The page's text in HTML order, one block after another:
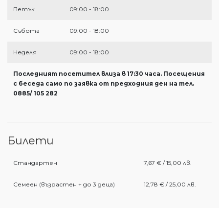
Петък 09:00 - 18:00
Събота 09:00 - 18:00
Неделя 09:00 - 18:00
Последният посетител влиза в 17:30 часа. Посещения
с беседа само по заявка от предходния ден на тел.
0885/ 105 282
Билети
Стандартен 7,67 € / 15,00 лв.
Семеен (възрастен + до 3 деца) 12,78 € / 25,00 лв.